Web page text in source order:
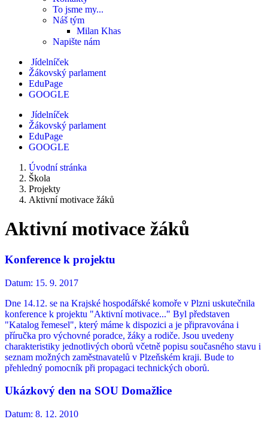
To jsme my...
Náš tým
Milan Khas
Napište nám
Jídelníček
Žákovský parlament
EduPage
GOOGLE
Jídelníček
Žákovský parlament
EduPage
GOOGLE
Úvodní stránka
Škola
Projekty
Aktivní motivace žáků
Aktivní motivace žáků
Konference k projektu
Datum: 15. 9. 2017
Dne 14.12. se na Krajské hospodářské komoře v Plzni uskutečnila
konference k projektu "Aktivní motivace..." Byl představen
"Katalog řemesel", který máme k dispozici a je připravována i
příručka pro výchovné poradce, žáky a rodiče. Jsou uvedeny
charakteristiky jednotlivých oborů včetně popisu současného stavu i
seznam možných zaměstnavatelů v Plzeňském kraji. Bude to
přehledný pomocník při propagaci technických oborů.
Ukázkový den na SOU Domažlice
Datum: 8. 12. 2010